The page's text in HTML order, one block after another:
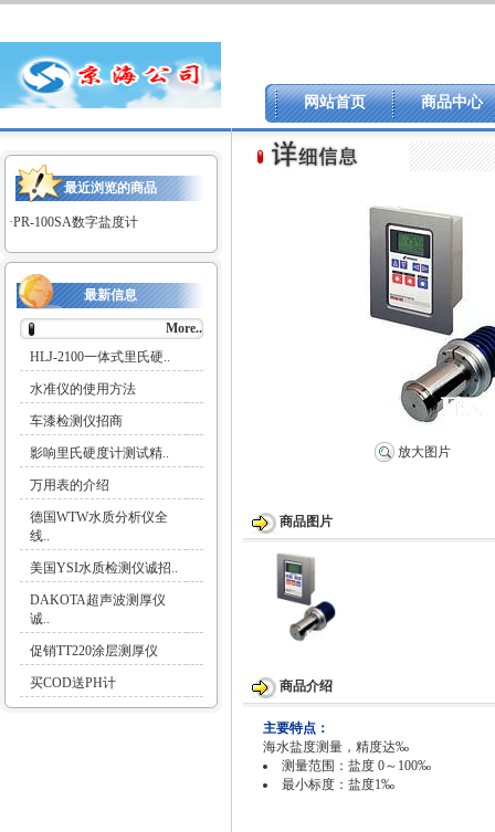
网站首页 商品中心
最近浏览的商品
·PR-100SA数字盐度计
最新信息
More..
HLJ-2100一体式里氏硬..
水准仪的使用方法
车漆检测仪招商
影响里氏硬度计测试精..
万用表的介绍
德国WTW水质分析仪全
线..
美国YSI水质检测仪诚招..
DAKOTA超声波测厚仪
诚..
促销TT220涂层测厚仪
买COD送PH计
放大图片
商品图片
商品介绍
主要特点：
海水盐度测量，精度达‰
测量范围：盐度 0～100‰
最小标度：盐度1‰